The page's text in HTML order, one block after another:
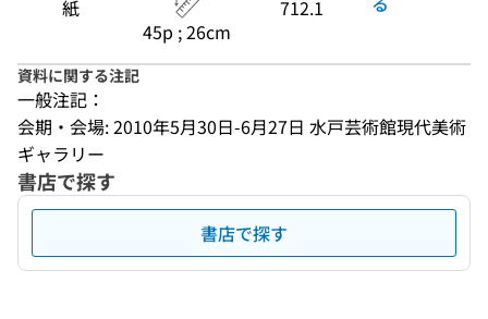
紙
45p ; 26cm
712.1
資料に関する注記
一般注記：
会期・会場: 2010年5月30日-6月27日 水戸芸術館現代美術
ギャラリー
書店で探す
書店で探す